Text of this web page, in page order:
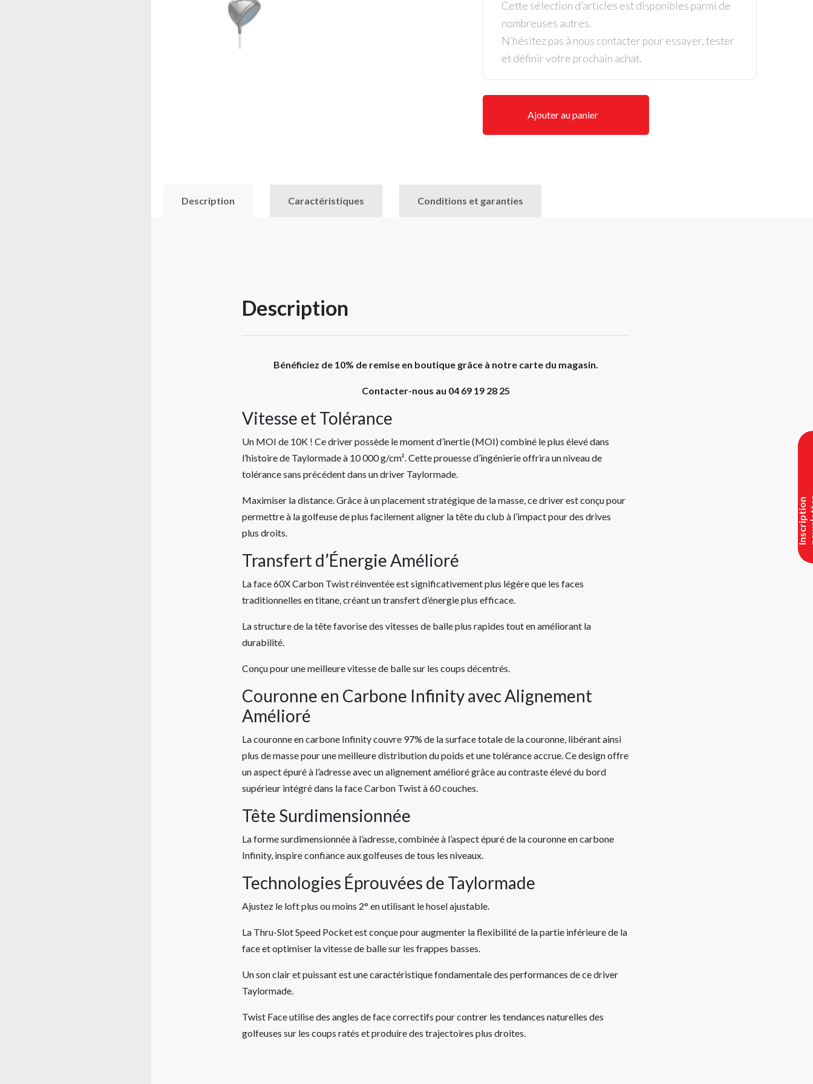
I
n
s
c
r
i
p
t
i
o
n
n
e
w
s
l
e
t
t
e
Cette sélection d’articles est disponibles parmi de
nombreuses autres.
N’hésitez pas à nous contacter pour essayer, tester
et définir votre prochain achat.
Ajouter au panier
Description Caractéristiques Conditions et garanties
Description
Bénéficiez de 10% de remise en boutique grâce à notre carte du magasin.
Contacter-nous au 04 69 19 28 25
Vitesse et Tolérance
Un MOI de 10K ! Ce driver possède le moment d’inertie (MOI) combiné le plus élevé dans
l’histoire de Taylormade à 10 000 g/cm². Cette prouesse d’ingénierie offrira un niveau de
tolérance sans précédent dans un driver Taylormade.
Maximiser la distance. Grâce à un placement stratégique de la masse, ce driver est conçu pour
permettre à la golfeuse de plus facilement aligner la tête du club à l’impact pour des drives
plus droits.
Transfert d’Énergie Amélioré
La face 60X Carbon Twist réinventée est significativement plus légère que les faces
traditionnelles en titane, créant un transfert d’énergie plus efficace.
La structure de la tête favorise des vitesses de balle plus rapides tout en améliorant la
durabilité.
Conçu pour une meilleure vitesse de balle sur les coups décentrés.
Couronne en Carbone Infinity avec Alignement
Amélioré
La couronne en carbone Infinity couvre 97% de la surface totale de la couronne, libérant ainsi
plus de masse pour une meilleure distribution du poids et une tolérance accrue. Ce design offre
un aspect épuré à l’adresse avec un alignement amélioré grâce au contraste élevé du bord
supérieur intégré dans la face Carbon Twist à 60 couches.
Tête Surdimensionnée
La forme surdimensionnée à l’adresse, combinée à l’aspect épuré de la couronne en carbone
Infinity, inspire confiance aux golfeuses de tous les niveaux.
Technologies Éprouvées de Taylormade
Ajustez le loft plus ou moins 2° en utilisant le hosel ajustable.
La Thru-Slot Speed Pocket est conçue pour augmenter la flexibilité de la partie inférieure de la
face et optimiser la vitesse de balle sur les frappes basses.
Un son clair et puissant est une caractéristique fondamentale des performances de ce driver
Taylormade.
Twist Face utilise des angles de face correctifs pour contrer les tendances naturelles des
golfeuses sur les coups ratés et produire des trajectoires plus droites.